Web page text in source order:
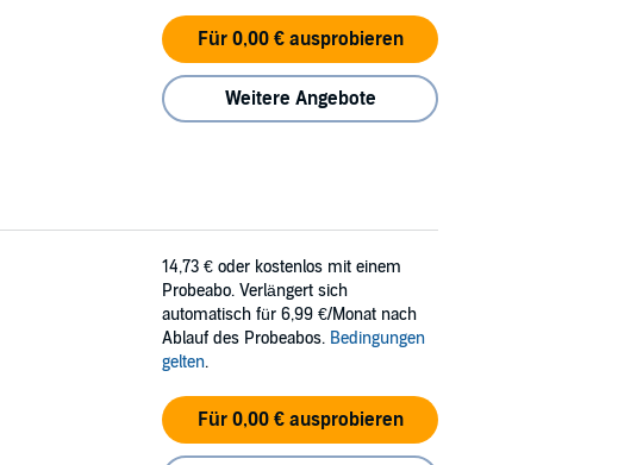
Für 0,00 € ausprobieren
Weitere Angebote
14,73 € oder kostenlos mit einem
Probeabo. Verlängert sich
automatisch für 6,99 €/Monat nach
Ablauf des Probeabos. Bedingungen
gelten.
Für 0,00 € ausprobieren